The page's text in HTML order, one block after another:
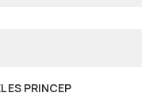
ES PRINCEP